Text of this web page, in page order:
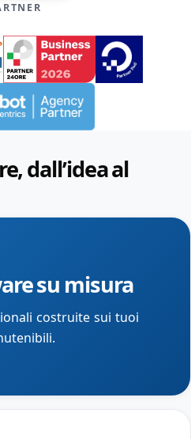
dall’idea al
su misura
costruite sui tuoi